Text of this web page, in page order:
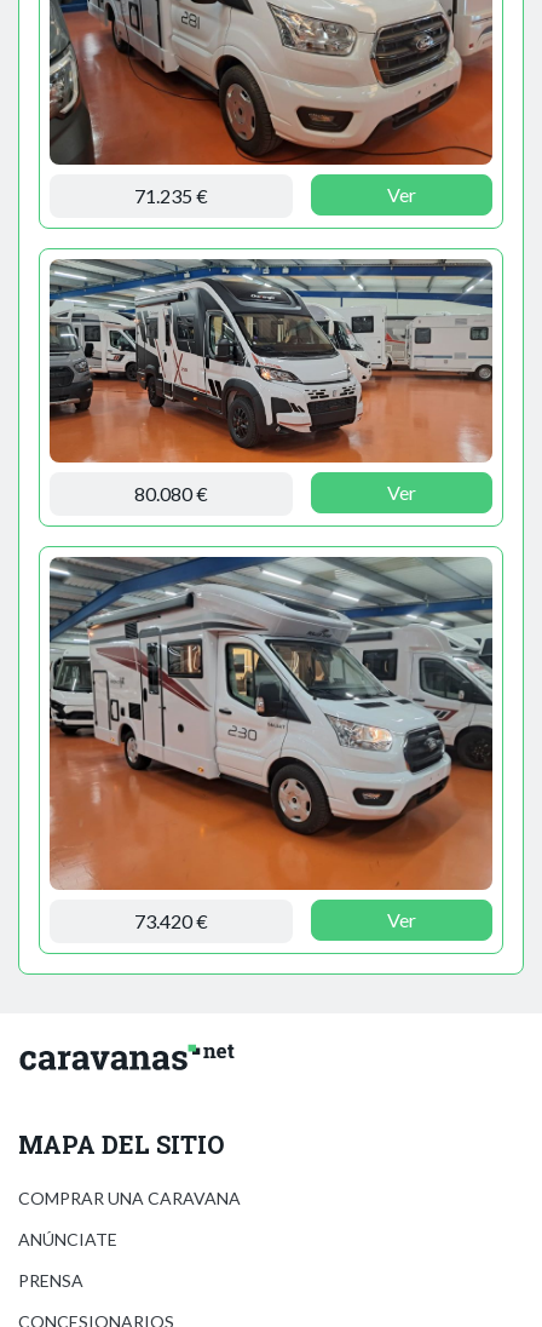
71.235 € Ver
80.080 € Ver
73.420 € Ver
MAPA DEL SITIO
COMPRAR UNA CARAVANA
ANÚNCIATE
PRENSA
CONCESIONARIOS